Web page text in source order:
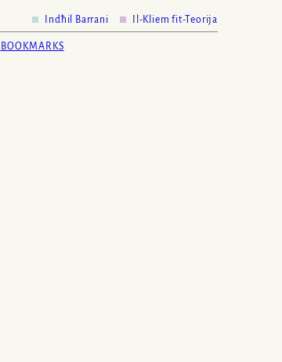
Indħil Barrani Il-Kliem fit-Teorija
BOOKMARKS